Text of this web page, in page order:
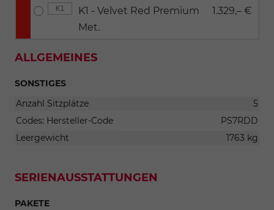
K1
K1 - Velvet Red Premium
Met.
1.329,– €
ALLGEMEINES
SONSTIGES
Anzahl Sitzplätze
5
Codes: Hersteller-Code
PS7RDD
Leergewicht
1763 kg
SERIENAUSSTATTUNGEN
PAKETE